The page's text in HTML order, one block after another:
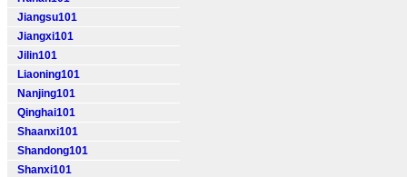
Jiangsu101
Jiangxi101
Jilin101
Liaoning101
Nanjing101
Qinghai101
Shaanxi101
Shandong101
Shanxi101